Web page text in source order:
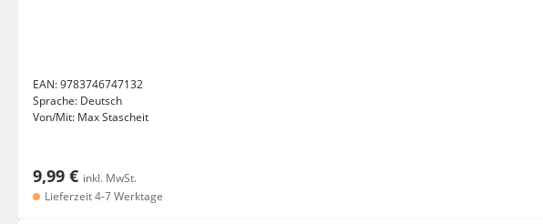
EAN:9783746747132
Sprache: Deutsch
Von/Mit: Max Stascheit
9,99 € inkl. MwSt.
Lieferzeit 4-7 Werktage